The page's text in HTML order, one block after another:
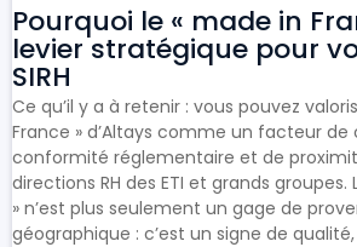
Pourquoi le « made in
levier stratégique pour
SIRH
Ce qu’il y a à retenir : vous pouvez
France » d’Altays comme un facteur
conformité réglementaire et de
directions RH des ETI et grands groupes.
» n’est plus seulement un gage de
géographique : c’est un signe de